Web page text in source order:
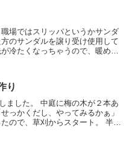
場ではスリッパというかサンダ
のサンダルを譲り受け使用して
冷たくなっちゃうので、暖めな
り
ました。 中庭に梅の木が２本あ
っかくだし、やってみるかぁ」
ので、草刈からスタート。 半分